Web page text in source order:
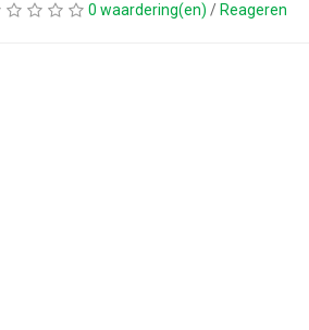
0 waardering(en) / Reageren